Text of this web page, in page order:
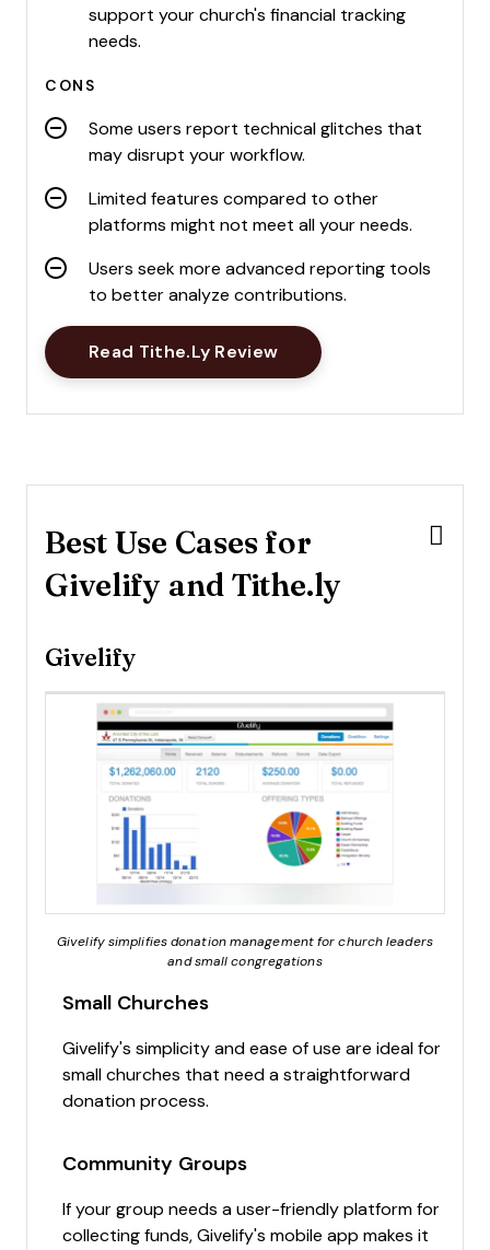
support your church's financial tracking
needs.
CONS
Some users report technical glitches that
may disrupt your workflow.
Limited features compared to other
platforms might not meet all your needs.
Users seek more advanced reporting tools
to better analyze contributions.
Read Tithe.ly ReviewOpens New Window
Best Use Cases for
Givelify and Tithe.ly
Givelify
Givelify simplifies donation management for church leaders
and small congregations
Small Churches
Givelify's simplicity and ease of use are ideal for
small churches that need a straightforward
donation process.
Community Groups
If your group needs a user-friendly platform for
collecting funds, Givelify's mobile app makes it